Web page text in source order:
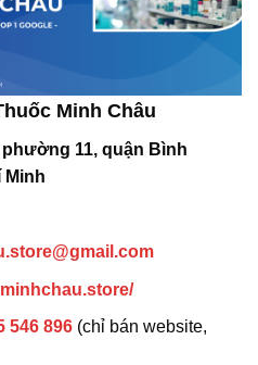
Minh Châu
phường 11, quận Bình
Minh
546 896 (chỉ bán website,